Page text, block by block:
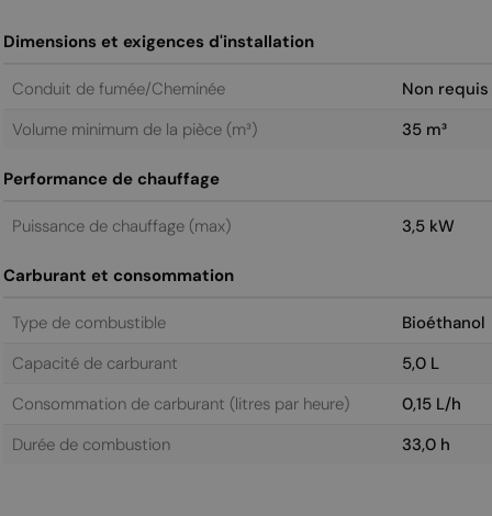
Dimensions et exigences d'installation
Conduit de fumée/Cheminée
Non requis
Volume minimum de la pièce (m³)
35 m³
Performance de chauffage
Puissance de chauffage (max) 3,5 kW
Carburant et consommation
Type de combustible
Bioéthanol
Capacité de carburant
5,0 L
Consommation de carburant (litres par heure)
0,15 L/h
Durée de combustion
33,0 h